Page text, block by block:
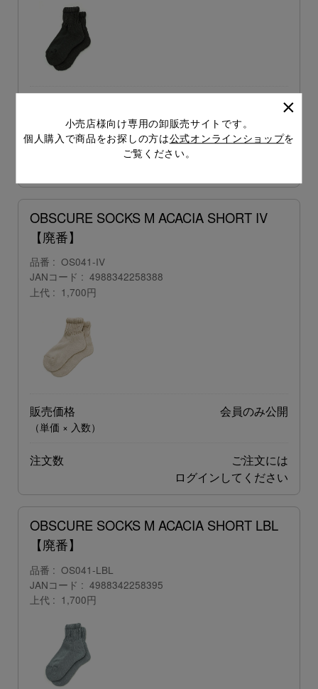
小売店様向け専用の卸販売サイトです。
個人購入で商品をお探しの方は公式オンラインショップを
ご覧ください。
（単価 × 入数）
会員のみ公開
OBSCURE SOCKS M ACACIA SHORT IV
【廃番】
品番
OS041-IV
JANコード
4988342258388
上代
1,700円
販売価格
（単価 × 入数）
会員のみ公開
注文数
ご注文には
ログインしてください
OBSCURE SOCKS M ACACIA SHORT LBL
【廃番】
品番
OS041-LBL
JANコード
4988342258395
上代
1,700円